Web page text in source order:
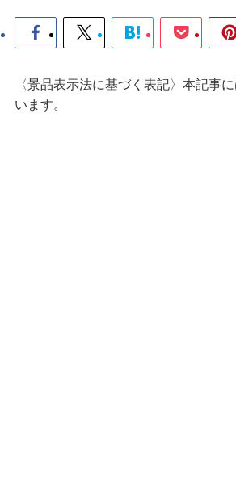
〈景品表示法に基づく表記〉本記事
います。